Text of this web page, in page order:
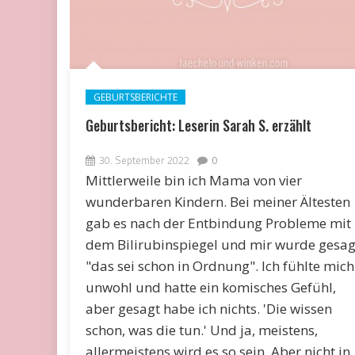
GEBURTSBERICHTE
Geburtsbericht: Leserin Sarah S. erzählt
30. September 2022 0
Mittlerweile bin ich Mama von vier
wunderbaren Kindern. Bei meiner Ältesten
gab es nach der Entbindung Probleme mit
dem Bilirubinspiegel und mir wurde
"das sei schon in Ordnung". Ich fühlte mich
unwohl und hatte ein komisches Gefühl,
aber gesagt habe ich nichts. 'Die wissen
schon, was die tun.' Und ja, meistens,
allermeistens wird es so sein. Aber nicht in